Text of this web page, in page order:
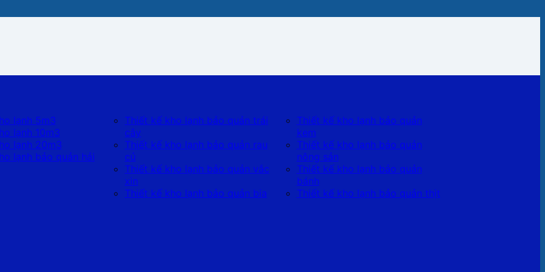
lạnh 5m3
lạnh 10m3
lạnh 20m3
lạnh bảo quản hải
Thiết kế kho lạnh bảo quản trái
cây
Thiết kế kho lạnh bảo quản rau
củ
Thiết kế kho lạnh bảo quản vắc
xin
Thiết kế kho lạnh bảo quản bia
Thiết kế kho lạnh bảo quản
kem
Thiết kế kho lạnh bảo quản
nông sản
Thiết kế kho lạnh bảo quản
bánh
Thiết kế kho lạnh bảo quản thịt